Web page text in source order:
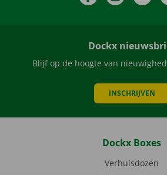
Dockx
Blijf op de hoogte van
INSCHRIJVEN
Dockx Boxes
Verhuisdozen